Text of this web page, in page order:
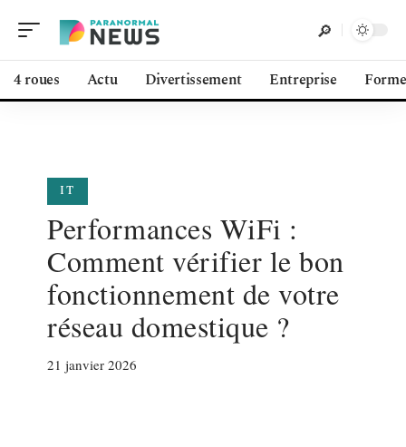
4 roues Actu Divertissement Entreprise Forme
IT
Performances WiFi :
Comment vérifier le bon
fonctionnement de votre
réseau domestique ?
21 janvier 2026